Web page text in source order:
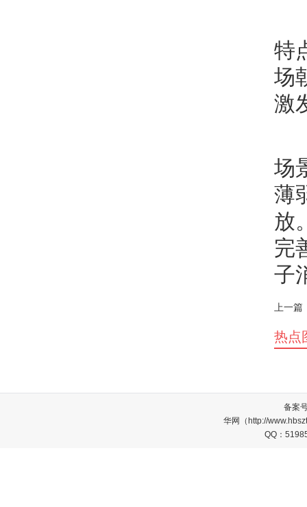
特
场
激
场
薄
放
完
子
上一篇
热点
备案
华网（http://
QQ：